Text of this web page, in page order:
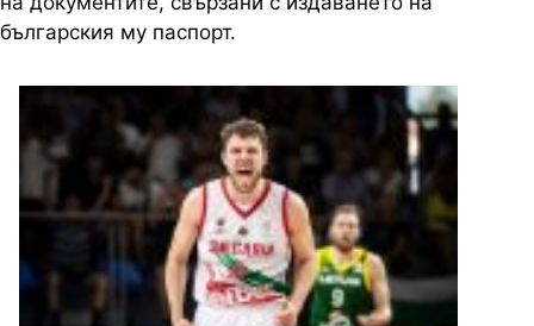
българския му паспорт.